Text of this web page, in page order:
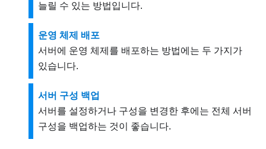
늘릴 수 있는 방법입니다.
운영 체제 배포
서버에 운영 체제를 배포하는 방법에는 두 가지가
있습니다.
서버 구성 백업
서버를 설정하거나 구성을 변경한 후에는 전체 서버
구성을 백업하는 것이 좋습니다.